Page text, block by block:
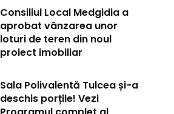
Consiliul Local Medgidia a
aprobat vânzarea unor
loturi de teren din noul
proiect imobiliar
Sala Polivalentă Tulcea și-a
deschis porțile! Vezi